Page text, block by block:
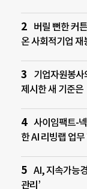
버릴 뻔한 커
온 사회적기업 재
기업자원봉사
제시한 새 기준은
사이임팩트-
한 AI 리빙랩 업
AI, 지속가능
관리’